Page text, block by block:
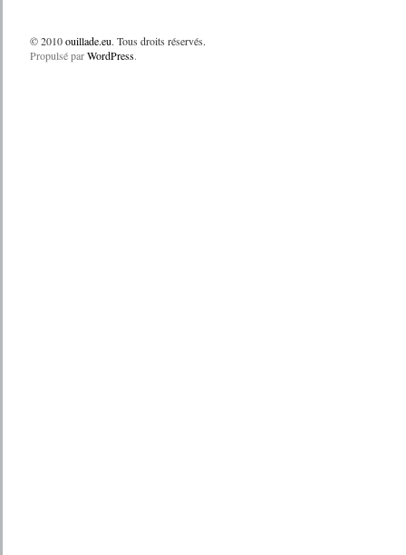
© 2010ouillade.eu. Tous droits réservés.
Propulsé parWordPress.